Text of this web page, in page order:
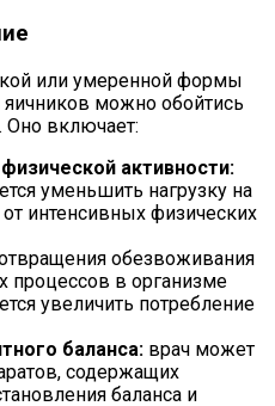
или умеренной формы
можно обойтись
включает:
активности:
уменьшить нагрузку на
от интенсивных физических
обезвоживания
процессов в организме
увеличить потребление
баланса: врач может
содержащих
баланса и